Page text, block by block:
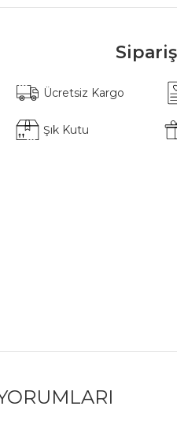
Ücretsiz Kargo
Şık Kutu